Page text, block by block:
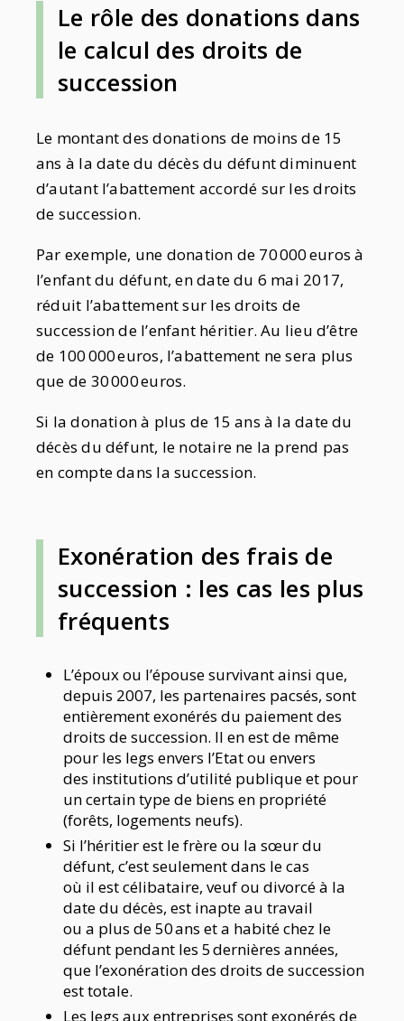
Le rôle des donations dans
le calcul des droits de
succession
Le montant des donations de moins de 15
ans à la date du décès du défunt diminuent
d’autant l’abattement accordé sur les droits
de succession.
Par exemple, une donation de 70 000 euros à
l’enfant du défunt, en date du 6 mai 2017,
réduit l’abattement sur les droits de
succession de l’enfant héritier. Au lieu d’être
de 100 000 euros, l’abattement ne sera plus
que de 30 000 euros.
Si la donation à plus de 15 ans à la date du
décès du défunt, le notaire ne la prend pas
en compte dans la succession.
Exonération des frais de
succession : les cas les plus
fréquents
L’époux ou l’épouse survivant ainsi que,
depuis 2007, les partenaires pacsés, sont
entièrement exonérés du paiement des
droits de succession. Il en est de même
pour les legs envers l’Etat ou envers
des institutions d’utilité publique et pour
un certain type de biens en propriété
(forêts, logements neufs).
Si l’héritier est le frère ou la sœur du
défunt, c’est seulement dans le cas
où il est célibataire, veuf ou divorcé à la
date du décès, est inapte au travail
ou a plus de 50 ans et a habité chez le
défunt pendant les 5 dernières années,
que l’exonération des droits de succession
est totale.
Les legs aux entreprises sont exonérés de